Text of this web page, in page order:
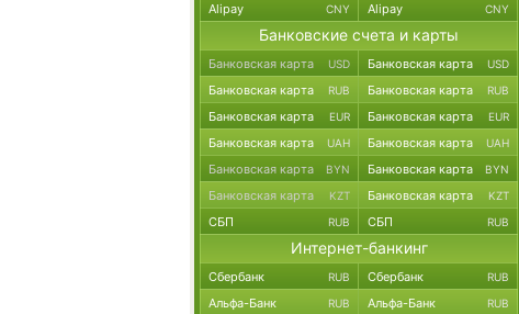
Alipay CNY Alipay CNY
Банковские счета и карты
Банковская карта USD Банковская карта USD
Банковская карта RUB Банковская карта RUB
Банковская карта EUR Банковская карта EUR
Банковская карта UAH Банковская карта UAH
Банковская карта BYN Банковская карта BYN
Банковская карта KZT Банковская карта KZT
СБП RUB СБП RUB
Интернет-банкинг
Сбербанк RUB Сбербанк RUB
Альфа-Банк RUB Альфа-Банк RUB